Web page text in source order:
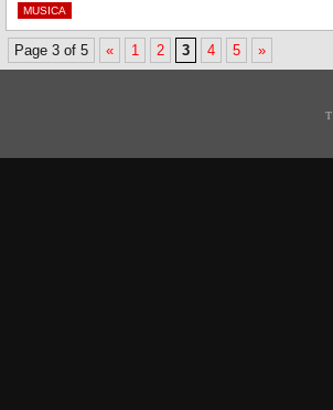
MUSICA
Page 3 of 5 « 1 2 3 4 5 »